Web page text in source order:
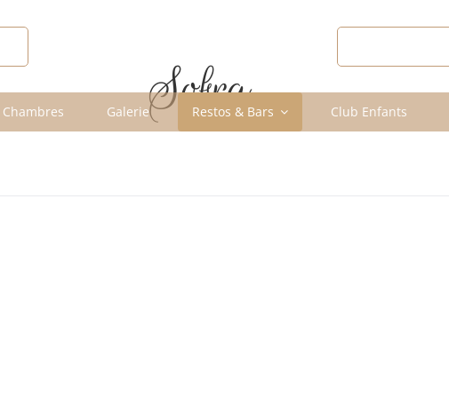
Chambres Galerie Restos & Bars Club Enfants
Sofra